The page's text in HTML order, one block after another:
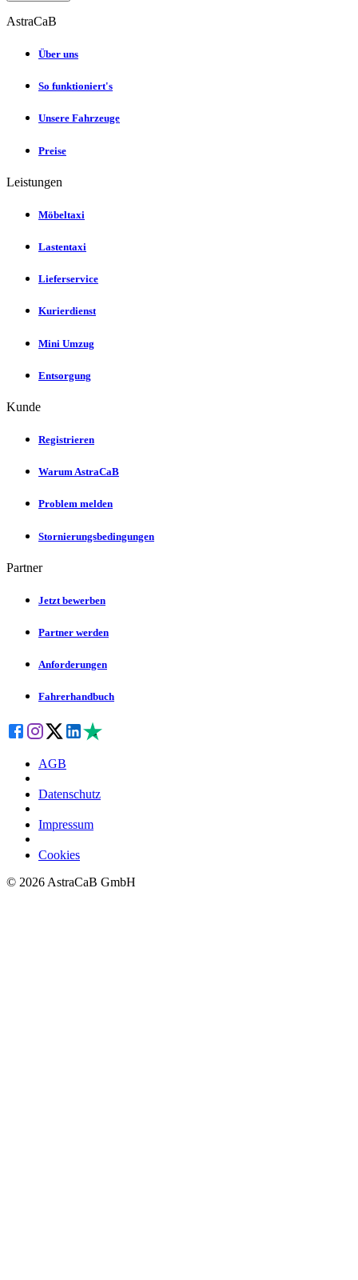
AstraCaB
Über uns
So funktioniert's
Unsere Fahrzeuge
Preise
Leistungen
Möbeltaxi
Lastentaxi
Lieferservice
Kurierdienst
Mini Umzug
Entsorgung
Kunde
Registrieren
Warum AstraCaB
Problem melden
Stornierungsbedingungen
Partner
Jetzt bewerben
Partner werden
Anforderungen
Fahrerhandbuch
AGB
Datenschutz
Impressum
Cookies
© 2026 AstraCaB GmbH